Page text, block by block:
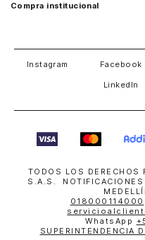
Compra institucional
Instagram Facebook
LinkedIn
TODOS LOS DERECHOS
S.A.S.
018000114000
WhatsApp
SUPERINTENDENCIA